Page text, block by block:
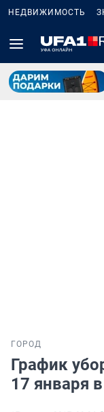
НЕДВИЖИМОСТЬ
ГОРОД
График
17 января